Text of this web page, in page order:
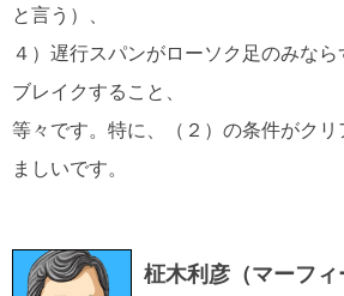
と言う）、
４）遅行スパンがローソク足のみな
ブレイクすること、
等々です。特に、（２）の条件がク
ましいです。
柾木利彦（マーフィ